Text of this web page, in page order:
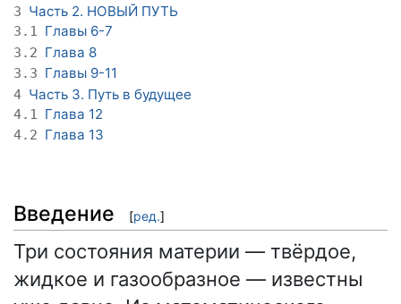
3 Часть 2. НОВЫЙ ПУТЬ
3.1 Главы 6-7
3.2 Глава 8
3.3 Главы 9-11
4 Часть 3. Путь в будущее
4.1 Глава 12
4.2 Глава 13
Введение [ред.]
Три состояния материи — твёрдое,
жидкое и газообразное — известны